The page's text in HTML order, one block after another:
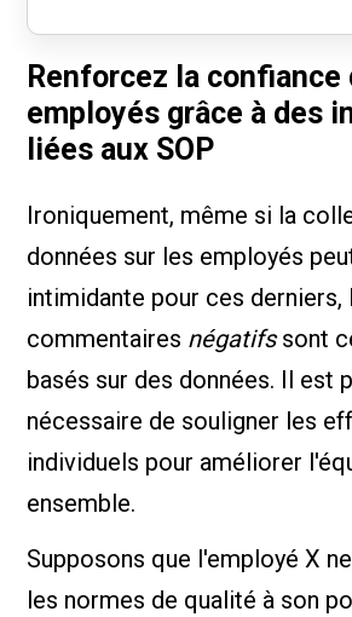
Renforcez la confiance
employés grâce à des
liées aux SOP
Ironiquement, même si la
données sur les employés
intimidante pour ces derniers,
commentaires négatifssont
basés sur des données. Il est
nécessaire de souligner les
individuels pour améliorer
ensemble.
Supposons que l'employé X
les normes de qualité à son